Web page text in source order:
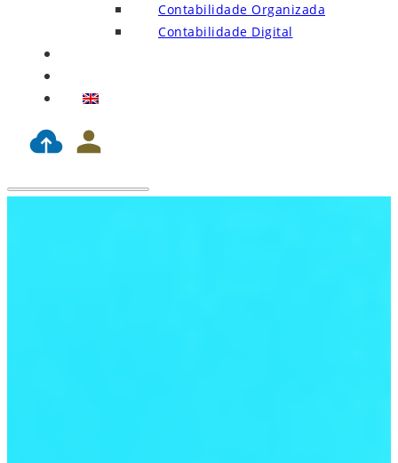
Contabilidade Organizada
Contabilidade Digital